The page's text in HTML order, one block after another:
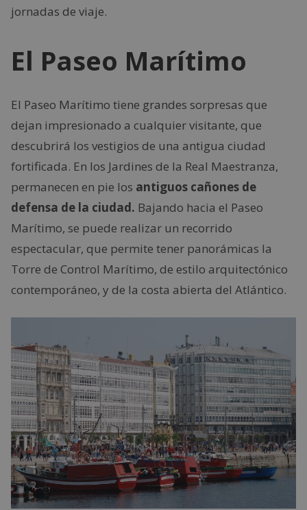
jornadas de viaje.
El Paseo Marítimo
El Paseo Marítimo tiene grandes sorpresas que
dejan impresionado a cualquier visitante, que
descubrirá los vestigios de una antigua ciudad
fortificada. En los Jardines de la Real Maestranza,
permanecen en pie los antiguos cañones de
defensa de la ciudad. Bajando hacia el Paseo
Marítimo, se puede realizar un recorrido
espectacular, que permite tener panorámicas la
Torre de Control Marítimo, de estilo arquitectónico
contemporáneo, y de la costa abierta del Atlántico.